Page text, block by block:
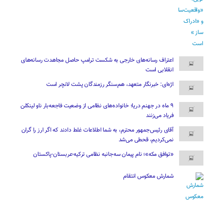
اعتراف رسانه‌های خارجی به شکست ترامپ حاصل مجاهدت رسانه‌های
انقلابی است
اژه‌ای: خبرنگار متعهد، هم‌سنگر رزمندگان پشت لانچر است
۹ ماه در جهنم دریا؛ خانواده‌های نظامی از وضعیت فاجعه‌بار ناو لینکلن
فریاد می‌زنند
آقای رئیس‌جمهور محترم، به شما اطلاعات غلط دادند که اگر ارز را گران
نمی‌کردیم، قحطی می‌شد
«توافق مکه»؛ نام پیمان سه‌جانبه نظامی ترکیه-عربستان-پاکستان
شمارش معکوس انتقام